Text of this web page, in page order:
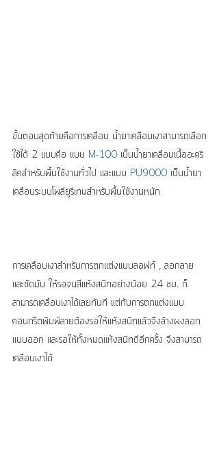
ขั้นตอนสุดท้ายคือการเคลือบ น้ำยาเคลือบเงาสามารถเลือก
ใช้ได้ 2 แบบคือ แบบ M-100 เป็นน้ำยาเคลือบเนื้ออะคริ
ลิคสำหรับพื้นใช้งานทั่วไป และแบบ PU9000 เป็นน้ำยา
เคลือบระบบโพลียูรีเทนสำหรับพื้นใช้งานหนัก
การเคลือบเงาสำหรับการตกแต่งแบบลอฟท์ , ลอกลาย
และขัดมัน ให้รอจนสีแห้งสนิทอย่างน้อย 24 ชม. ก็
สามารถเคลือบเงาได้เลยทันที แต่กับการตกแต่งแบบ
คอนกรีตพิมพ์ลายต้องรอให้แห้งสนิทแล้วจึงล้างผงลอก
แบบออก และรอให้ทั้งหมดแห้งสนิทดีอีกครั้ง จึงสามารถ
เคลือบเงาได้